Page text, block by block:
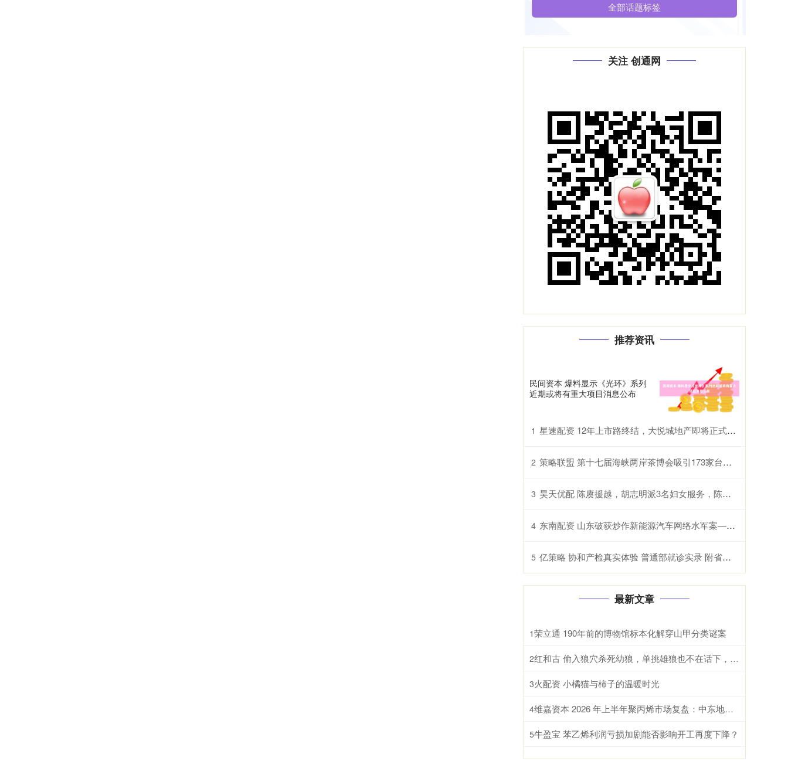
全部话题标签
关注 创通网
推荐资讯
民间资本 爆料显示《光环》系列
近期或将有重大项目消息公布
1 星速配资 12年上市路终结，大悦城地产即将正式退市
2 策略联盟 第十七届海峡两岸茶博会吸引173家台企参展
3 昊天优配 陈赓援越，胡志明派3名妇女服务，陈赓笑称：姑娘，小姐，大嫂
4 东南配资 山东破获炒作新能源汽车网络水军案——今日辟谣（2025年12月18日）
5 亿策略 协和产检真实体验 普通部就诊实录 附省钱省心技巧 别白跑！协和产检必带资料 + 就诊流程 新手孕妈照做就行
最新文章
1荣立通 190年前的博物馆标本化解穿山甲分类谜案
2 红和古 偷入狼穴杀死幼狼，单挑雄狼也不在话下，猞猁究竟有多恐怖?
3火配资 小橘猫与柿子的温暖时光
4 维嘉资本 2026 年上半年聚丙烯市场复盘：中东地缘冲突强势扭转长期宽松下行格局
5牛盈宝 苯乙烯利润亏损加剧能否影响开工再度下降？